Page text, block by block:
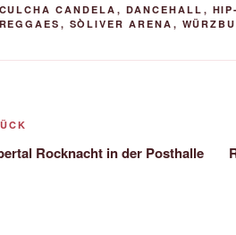
SCHLAGWÖRTER
CULCHA CANDELA , DANCEHALL ,
REGGAES , SÒLIVER ARENA ,
Rocknacht in der Posthalle